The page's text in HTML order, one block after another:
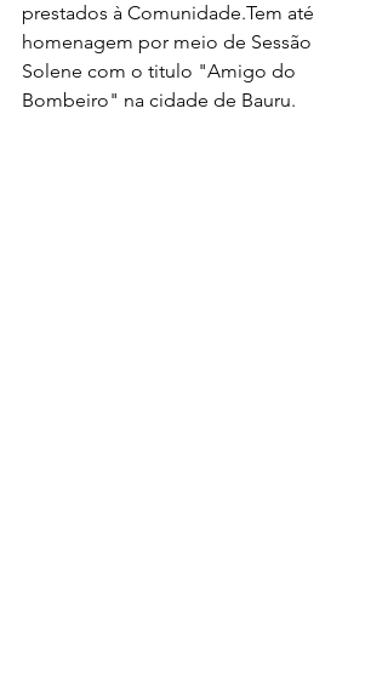
prestados à Comunidade.Tem até
homenagem por meio de Sessão
Solene com o titulo "Amigo do
Bombeiro" na cidade de Bauru.